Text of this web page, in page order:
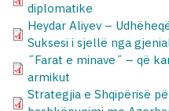
diplomatike
Heydar Aliyev –
Suksesi i sjellë nga
˝Farat e minave˝ – që
armikut
Strategjia e Shqipërisë